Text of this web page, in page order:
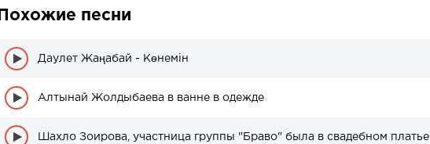
Похожие песни
Даулет Жаңабай - Көнемін
Алтынай Жолдыбаева в ванне в одежде
Шахло Зоирова, участница группы "Браво" была в свадебном платье